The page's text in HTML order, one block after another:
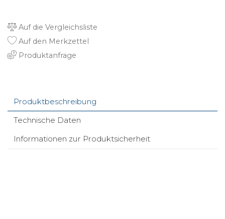
Auf die Vergleichsliste
Auf den Merkzettel
Produktanfrage
Produktbeschreibung
Technische Daten
Informationen zur Produktsicherheit